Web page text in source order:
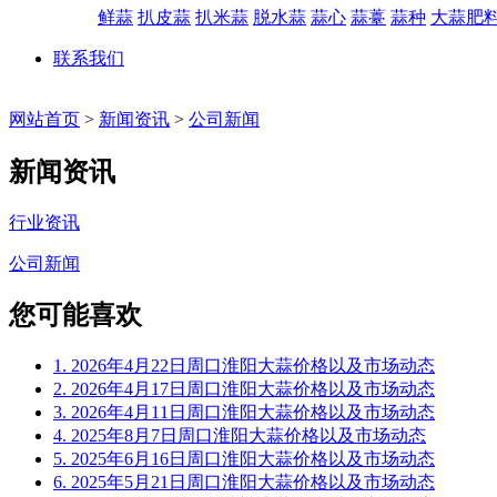
鲜蒜 扒皮蒜 扒米蒜 脱水蒜 蒜心 蒜薹 蒜种 大蒜肥
联系我们
网站首页 > 新闻资讯 > 公司新闻
新闻资讯
行业资讯
公司新闻
您可能喜欢
1. 2026年4月22日周口淮阳大蒜价格以及市场动态
2. 2026年4月17日周口淮阳大蒜价格以及市场动态
3. 2026年4月11日周口淮阳大蒜价格以及市场动态
4. 2025年8月7日周口淮阳大蒜价格以及市场动态
5. 2025年6月16日周口淮阳大蒜价格以及市场动态
6. 2025年5月21日周口淮阳大蒜价格以及市场动态